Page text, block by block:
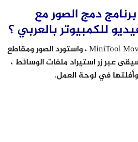
دمج الصور مع
للكمبيوتر بالعربي ؟
افتح برنامج MiniTool MovieMaker ، واستورد الصور ومقاطع
عبر زر استيراد ملفات الوسائط ،
في لوحة العمل.